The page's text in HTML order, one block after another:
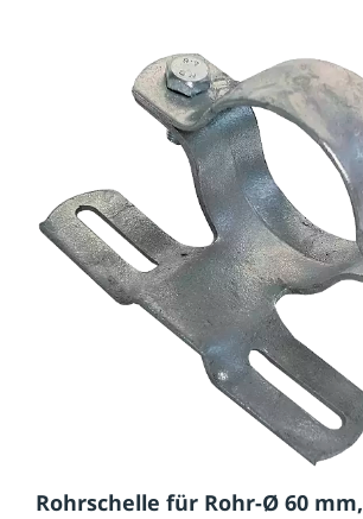
Rohrschelle für Rohr-Ø 60 mm,